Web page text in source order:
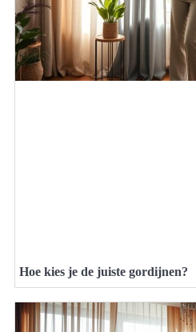
Hoe kies je de juiste gordijnen?